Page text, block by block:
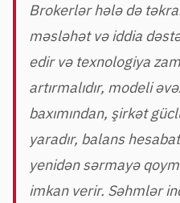
Brokerlər hələ də
məsləhət və iddia
edir və texnologiya
artırmalıdır, modeli
baxımından, şirkət
yaradır, balans
yenidən sərmayə
imkan verir. Səhmlər